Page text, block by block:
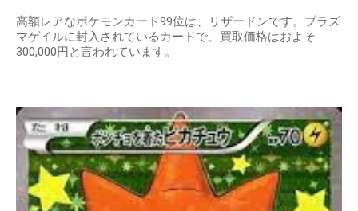
高額レアなポケモンカード99位は、リザードンです。プラズ
マゲイルに封入されているカードで、買取価格はおよそ
300,000円と言われています。